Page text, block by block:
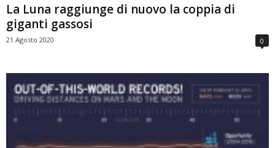
La Luna raggiunge di nuovo la coppia di
giganti gassosi
21 Agosto 2020 0